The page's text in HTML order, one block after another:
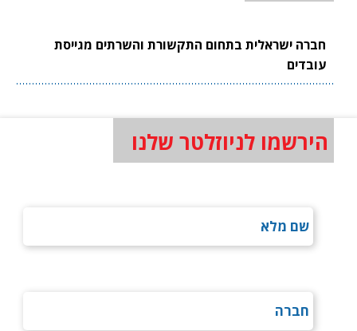
חברה ישראלית בתחום התקשורת והשרתים מגייסת
עובדים
הירשמו לניוזלטר שלנו